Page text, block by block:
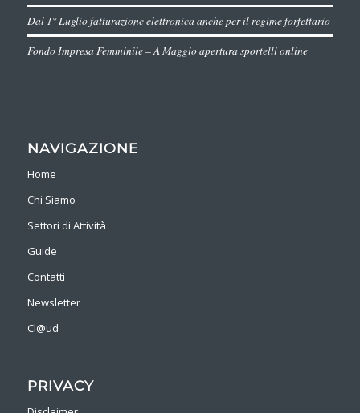
Dal 1° Luglio fatturazione elettronica anche per il regime forfettario
Fondo Impresa Femminile – A Maggio apertura sportelli online
NAVIGAZIONE
Home
Chi Siamo
Settori di Attività
Guide
Contatti
Newsletter
Cl@ud
PRIVACY